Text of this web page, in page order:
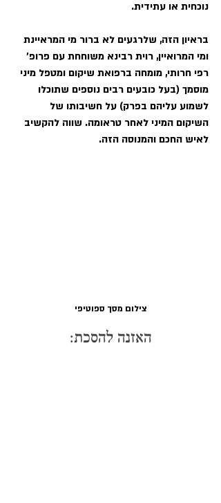
נוכחית או עתידית.
בראיון הזה, שלרגעים לא ברור מי המראיינת
ומי המרואיין, רוית רבינא משוחחת עם פרופ'
רפי חרותי, מומחה ברפואת שיקום ומטפל מיני
מוסמך (בעל כובעים רבים נוספים שתוכלו
לשמוע עליהם בפרק) על חשיבותו של
השיקום המיני לאחר טראומה. שווה להקשיב
לאיש החכם והמנוסה הזה.
צילום מסך ספוטיפי
האזנה להסכת: